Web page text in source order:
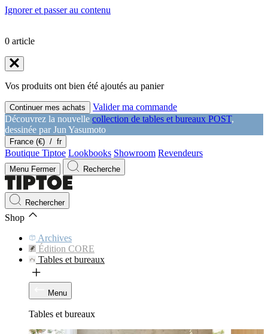
Ignorer et passer au contenu
0 article
Vos produits ont bien été ajoutés au panier
Continuer mes achats
Valider ma commande
Découvrez la nouvelle collection de tables et bureaux POST,
dessinée par Jun Yasumoto
France (€) / fr
Boutique Tiptoe Lookbooks Showroom Revendeurs
Menu Fermer Recherche
Rechercher
Shop
Archives
Édition CORE
Tables et bureaux
Menu
Tables et bureaux